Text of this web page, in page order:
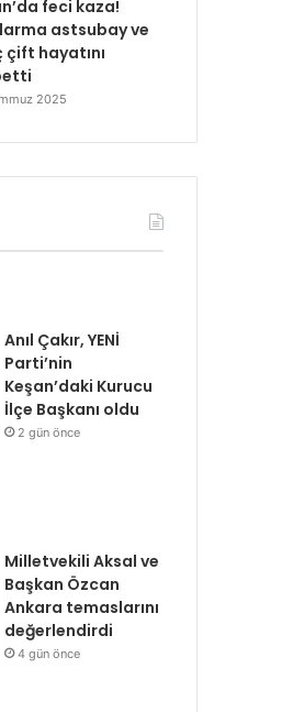
feci kaza!
astsubay ve
çift hayatını
2025
Anıl Çakır, YENİ
Parti’nin
Keşan’daki Kurucu
İlçe Başkanı oldu
2 gün önce
Milletvekili Aksal ve
Başkan Özcan
Ankara temaslarını
değerlendirdi
4 gün önce